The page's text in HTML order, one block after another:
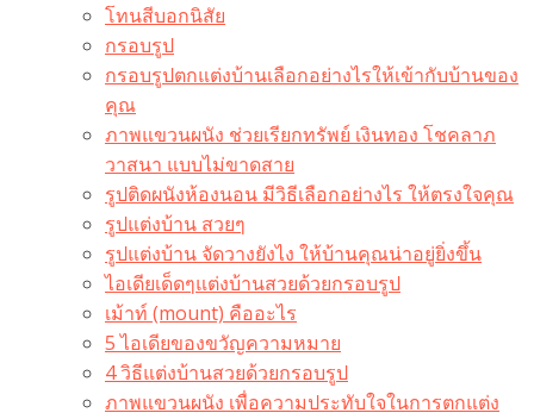
โทนสีบอกนิสัย
กรอบรูป
กรอบรูปตกแต่งบ้านเลือกอย่างไรให้เข้ากับบ้านของ
คุณ
ภาพแขวนผนัง ช่วยเรียกทรัพย์ เงินทอง โชคลาภ
วาสนา แบบไม่ขาดสาย
รูปติดผนังห้องนอน มีวิธีเลือกอย่างไร ให้ตรงใจคุณ
รูปแต่งบ้าน สวยๆ
รูปแต่งบ้าน จัดวางยังไง ให้บ้านคุณน่าอยู่ยิ่งขึ้น
ไอเดียเด็ดๆแต่งบ้านสวยด้วยกรอบรูป
เม้าท์ (mount) คืออะไร​
5 ไอเดียของขวัญความหมาย
4 วิธีแต่งบ้านสวยด้วยกรอบรูป
ภาพแขวนผนัง เพื่อความประทับใจในการตกแต่ง